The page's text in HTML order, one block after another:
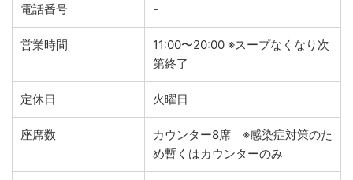
電話番号 -
営業時間
11:00〜20:00 ※スープなくなり次
第終了
定休日 火曜日
座席数
カウンター8席 ※感染症対策のた
め暫くはカウンターのみ